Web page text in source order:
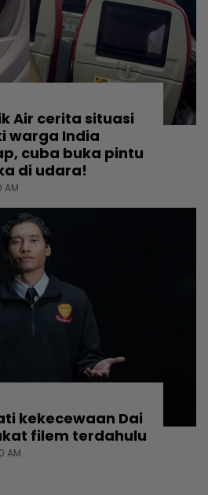
Air cerita situasi
warga India
cuba buka pintu
di udara!
AM
kekecewaan Dai
filem terdahulu
AM